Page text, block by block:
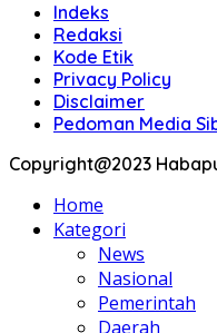
Indeks
Redaksi
Kode Etik
Privacy Policy
Disclaimer
Pedoman Media
Copyright@2023
Home
Kategori
News
Nasional
Pemerintah
Daerah